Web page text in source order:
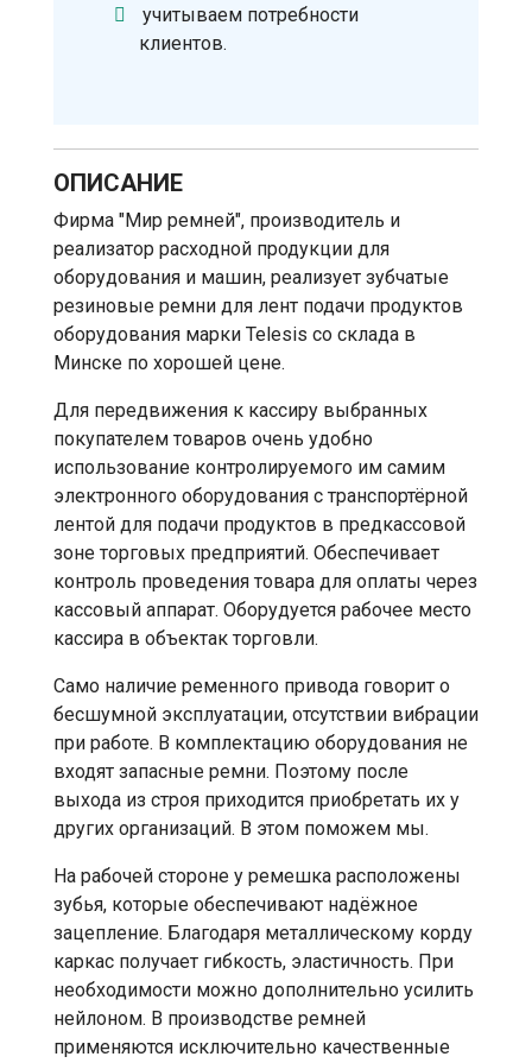
учитываем потребности
клиентов.
ОПИСАНИЕ
Фирма "Мир ремней", производитель и
реализатор расходной продукции для
оборудования и машин, реализует зубчатые
резиновые ремни для лент подачи продуктов
оборудования марки Telesis со склада в
Минске по хорошей цене.
Для передвижения к кассиру выбранных
покупателем товаров очень удобно
использование контролируемого им самим
электронного оборудования с транспортёрной
лентой для подачи продуктов в предкассовой
зоне торговых предприятий. Обеспечивает
контроль проведения товара для оплаты через
кассовый аппарат. Оборудуется рабочее место
кассира в объектак торговли.
Само наличие ременного привода говорит о
бесшумной эксплуатации, отсутствии вибрации
при работе. В комплектацию оборудования не
входят запасные ремни. Поэтому после
выхода из строя приходится приобретать их у
других организаций. В этом поможем мы.
На рабочей стороне у ремешка расположены
зубья, которые обеспечивают надёжное
зацепление. Благодаря металлическому корду
каркас получает гибкость, эластичность. При
необходимости можно дополнительно усилить
нейлоном. В производстве ремней
применяются исключительно качественные